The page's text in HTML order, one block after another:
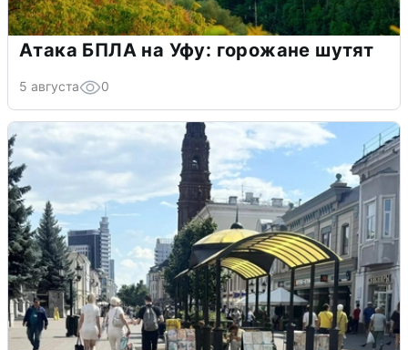
Атака БПЛА на Уфу: горожане шутят
5 августа 0